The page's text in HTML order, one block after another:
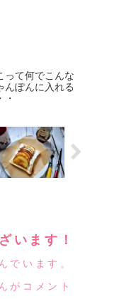
って何でこんな
んぽんに入れる
・
います！
でいます。
がコメント